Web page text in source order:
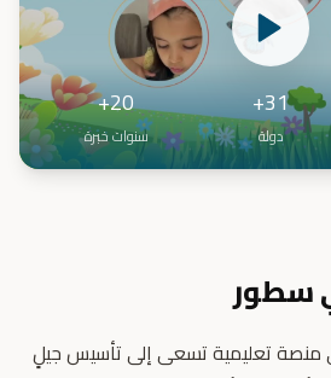
31+
دولة
20+
سنوات خبرة
سطور
منصة تعليمية تسعى إلى تأسيس جيلٍ